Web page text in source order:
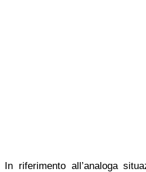
In riferimento all’analoga